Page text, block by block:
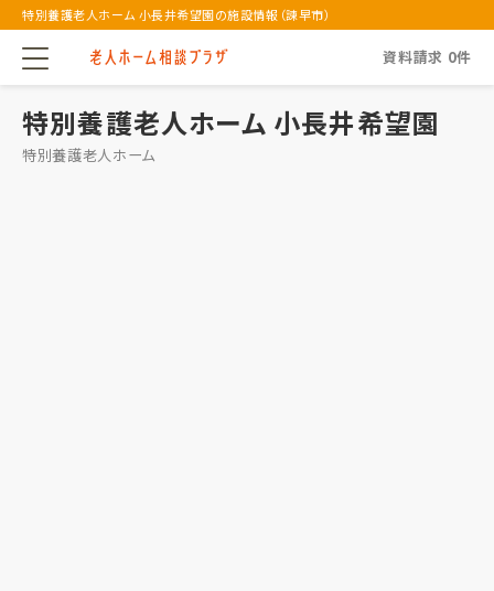
特別養護老人ホーム 小長井希望園の施設情報（諫早市）
資料請求 0件
特別養護老人ホーム 小長井希望園
特別養護老人ホーム